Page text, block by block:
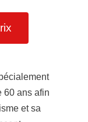
60 ans afin
et sa